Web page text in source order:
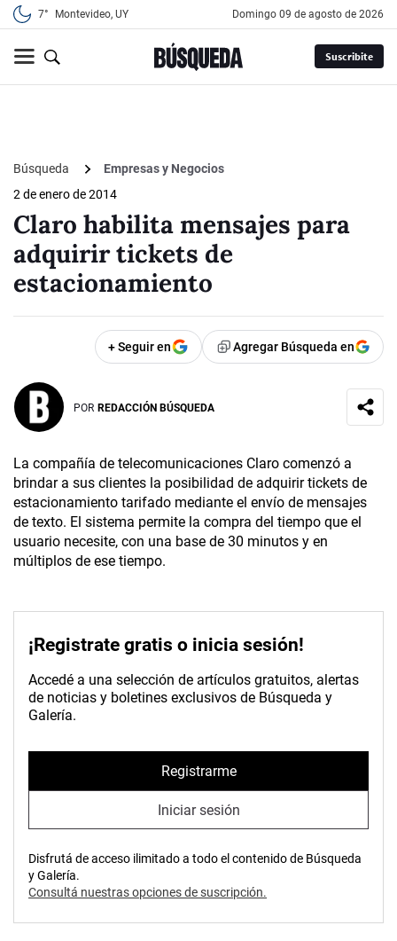
7° Montevideo, UY domingo 09 de agosto de 2026
Suscribite
Búsqueda
Empresas y Negocios
2 de enero de 2014
Claro habilita mensajes para
adquirir tickets de
estacionamiento
+ Seguir en Agregar Búsqueda en
POR REDACCIÓN BÚSQUEDA
La compañía de telecomunicaciones Claro comenzó a
brindar a sus clientes la posibilidad de adquirir tickets de
estacionamiento tarifado mediante el envío de mensajes
de texto. El sistema permite la compra del tiempo que el
usuario necesite, con una base de 30 minutos y en
múltiplos de ese tiempo.
¡Registrate gratis o inicia sesión!
Accedé a una selección de artículos gratuitos, alertas
de noticias y boletines exclusivos de Búsqueda y
Galería.
Registrarme
Iniciar sesión
Disfrutá de acceso ilimitado a todo el contenido de Búsqueda
y Galería.
Consultá nuestras opciones de suscripción.